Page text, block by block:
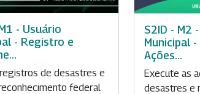
- Usuário
- Registro e
de desastres e
federal
S2ID - M2
Municipal
Ações...
Execute as
desastres e